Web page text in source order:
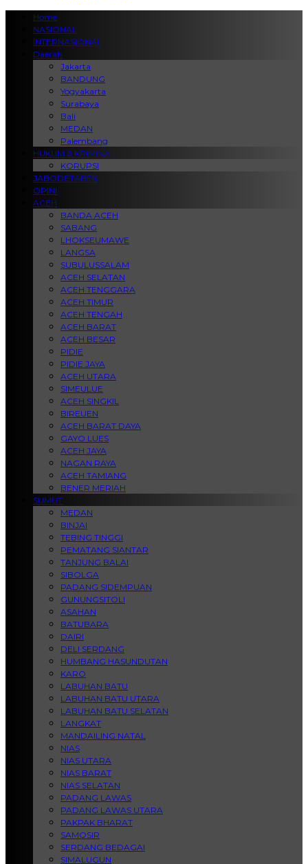
Home
NASIONAL
INTERNASIONAL
Daerah
Jakarta
BANDUNG
Yogyakarta
Surabaya
Bali
MEDAN
Palembang
HUKUM & KRIMINAL
KORUPSI
JABODETABEK
OPINI
ACEH
BANDA ACEH
SABANG
LHOKSEUMAWE
LANGSA
SUBULUSSALAM
ACEH SELATAN
ACEH TENGGARA
ACEH TIMUR
ACEH TENGAH
ACEH BARAT
ACEH BESAR
PIDIE
PIDIE JAYA
ACEH UTARA
SIMEULUE
ACEH SINGKIL
BIREUEN
ACEH BARAT DAYA
GAYO LUES
ACEH JAYA
NAGAN RAYA
ACEH TAMIANG
BENER MERIAH
SUMUT
MEDAN
BINJAI
TEBING TINGGI
PEMATANG SIANTAR
TANJUNG BALAI
SIBOLGA
PADANG SIDEMPUAN
GUNUNGSITOLI
ASAHAN
BATUBARA
DAIRI
DELI SERDANG
HUMBANG HASUNDUTAN
KARO
LABUHAN BATU
LABUHAN BATU UTARA
LABUHAN BATU SELATAN
LANGKAT
MANDAILING NATAL
NIAS
NIAS UTARA
NIAS BARAT
NIAS SELATAN
PADANG LAWAS
PADANG LAWAS UTARA
PAKPAK BHARAT
SAMOSIR
SERDANG BEDAGAI
SIMALUGUN